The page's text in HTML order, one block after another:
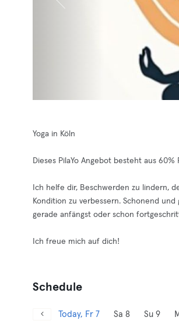
Yoga in Köln
Dieses PilaYo Angebot besteht aus 60%
Ich helfe dir, Beschwerden zu lindern,
Kondition zu verbessern. Schonend
gerade anfängst oder schon
Ich freue mich auf dich!
Schedule
Today, Fr 7 Sa 8 Su 9